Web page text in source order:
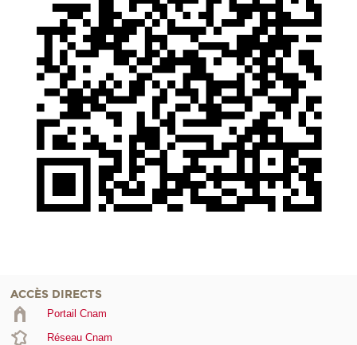
ACCÈS DIRECTS
Portail Cnam
Réseau Cnam